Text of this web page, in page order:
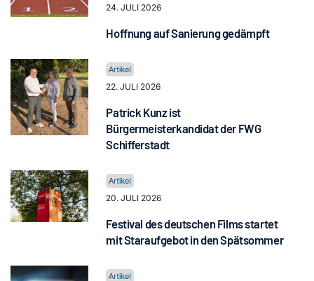
24. JULI 2026
Hoffnung auf Sanierung gedämpft
22. JULI 2026
Patrick Kunz ist
Bürgermeisterkandidat der FWG
Schifferstadt
20. JULI 2026
Festival des deutschen Films startet
mit Staraufgebot in den Spätsommer